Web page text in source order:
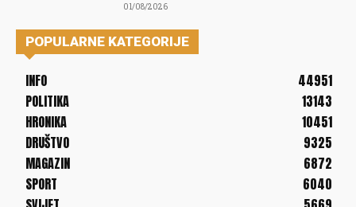
01/08/2026
POPULARNE KATEGORIJE
INFO
44951
POLITIKA
13143
HRONIKA
10451
DRUŠTVO
9325
MAGAZIN
6872
SPORT
6040